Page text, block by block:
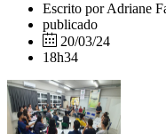
Escrito por Adriane
publicado
20/03/24
18h34